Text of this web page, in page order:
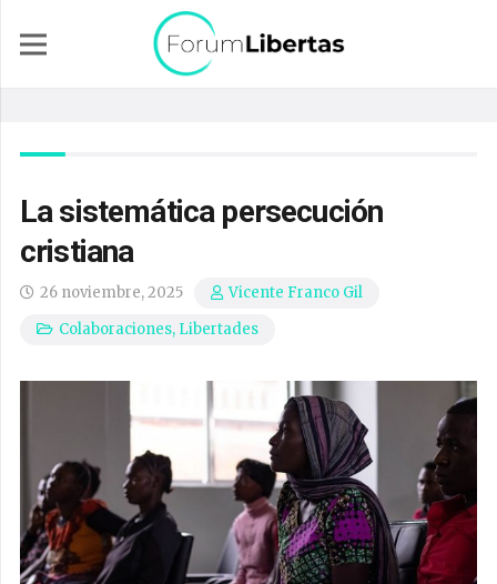
La sistemática persecución
cristiana
26 noviembre, 2025
Vicente Franco Gil
Colaboraciones, Libertades